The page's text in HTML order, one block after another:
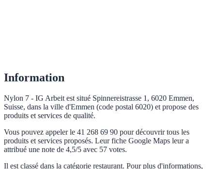
Information
Nylon 7 - IG Arbeit est situé Spinnereistrasse 1, 6020 Emmen,
Suisse, dans la ville d'Emmen (code postal 6020) et propose des
produits et services de qualité.
Vous pouvez appeler le 41 268 69 90 pour découvrir tous les
produits et services proposés. Leur fiche Google Maps leur a
attribué une note de 4,5/5 avec 57 votes.
Il est classé dans la catégorie restaurant. Pour plus d'informations,